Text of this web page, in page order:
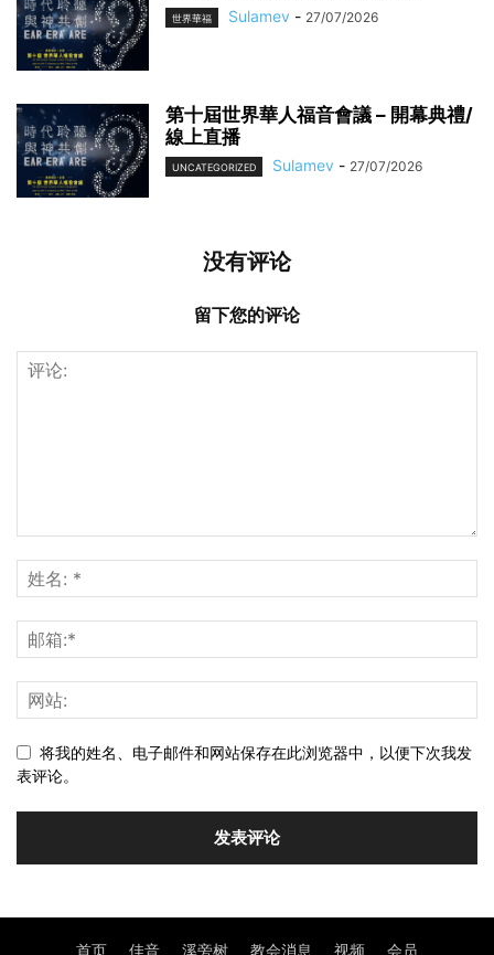
世界華福 Sulamev - 27/07/2026
第十屆世界華人福音會議 – 開幕典禮/
線上直播
UNCATEGORIZED Sulamev - 27/07/2026
没有评论
留下您的评论
将我的姓名、电子邮件和网站保存在此浏览器中，以便下次我发
表评论。
首页 佳音 溪旁树 教会消息 视频 会员